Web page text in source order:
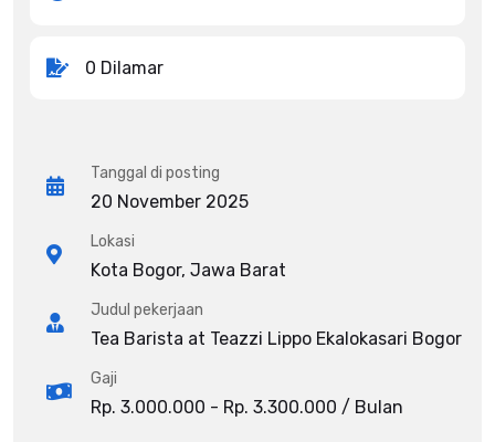
0 Dilamar
Tanggal di posting
20 November 2025
Lokasi
Kota Bogor, Jawa Barat
Judul pekerjaan
Tea Barista at Teazzi Lippo Ekalokasari Bogor
Gaji
Rp. 3.000.000 - Rp. 3.300.000 / Bulan